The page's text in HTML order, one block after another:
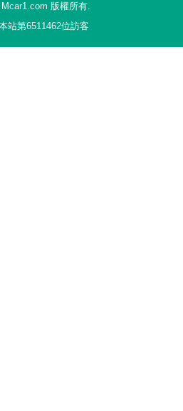
Mcar1.com 版權所有.
站第6511462位訪客